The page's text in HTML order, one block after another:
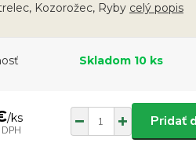
Kozorožec, Ryby celý popis
Skladom 10 ks
/ks Pridať